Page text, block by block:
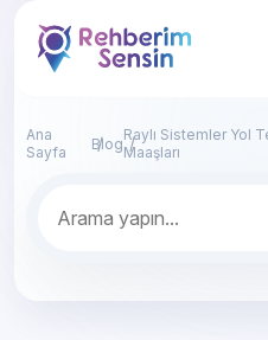
Ana
Sayfa
BlogRaylı Sistemler Yol
Maaşları